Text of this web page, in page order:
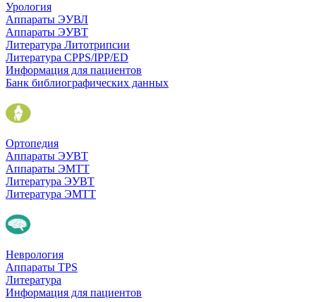
Урология
Аппараты ЭУВЛ
Аппараты ЭУВТ
Литература Литотрипсии
Литература CPPS/IPP/ED
Информация для пациентов
Банк библиографических данных
Ортопедия
Аппараты ЭУВТ
Аппараты ЭМТТ
Литература ЭУВТ
Литература ЭМТТ
Неврология
Аппараты TPS
Литература
Информация для пациентов